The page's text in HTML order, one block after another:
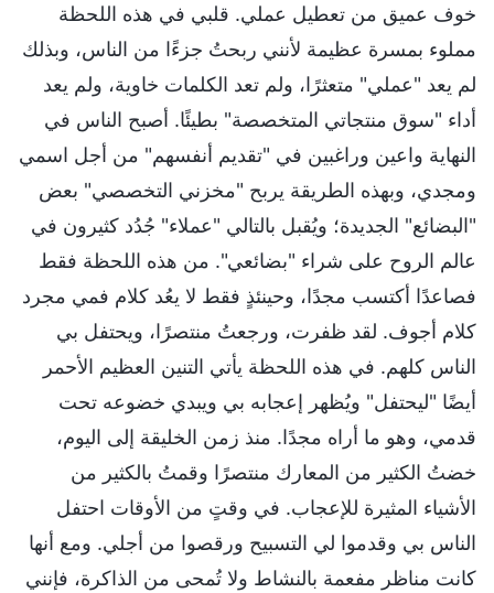
خوف عميق من تعطيل عملي. قلبي في هذه اللحظة
مملوء بمسرة عظيمة لأنني ربحتُ جزءًا من الناس، وبذلك
لم يعد "عملي" متعثرًا، ولم تعد الكلمات خاوية، ولم يعد
أداء "سوق منتجاتي المتخصصة" بطيئًا. أصبح الناس في
النهاية واعين وراغبين في "تقديم أنفسهم" من أجل اسمي
ومجدي، وبهذه الطريقة يربح "مخزني التخصصي" بعض
"البضائع" الجديدة؛ ويُقبل بالتالي "عملاء" جُدُد كثيرون في
عالم الروح على شراء "بضائعي". من هذه اللحظة فقط
فصاعدًا أكتسب مجدًا، وحينئذٍ فقط لا يعُد كلام فمي مجرد
كلام أجوف. لقد ظفرت، ورجعتُ منتصرًا، ويحتفل بي
الناس كلهم. في هذه اللحظة يأتي التنين العظيم الأحمر
أيضًا "ليحتفل" ويُظهر إعجابه بي ويبدي خضوعه تحت
قدمي، وهو ما أراه مجدًا. منذ زمن الخليقة إلى اليوم،
خضتُ الكثير من المعارك منتصرًا وقمتُ بالكثير من
الأشياء المثيرة للإعجاب. في وقتٍ من الأوقات احتفل
الناس بي وقدموا لي التسبيح ورقصوا من أجلي. ومع أنها
كانت مناظر مفعمة بالنشاط ولا تُمحى من الذاكرة، فإنني